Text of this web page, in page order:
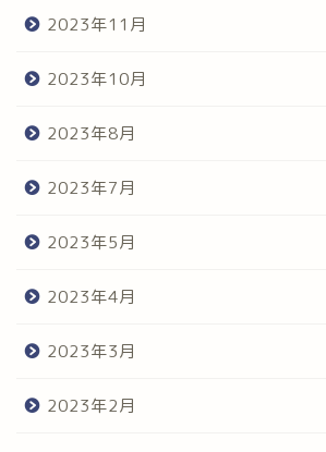
2023年11月
2023年10月
2023年8月
2023年7月
2023年5月
2023年4月
2023年3月
2023年2月